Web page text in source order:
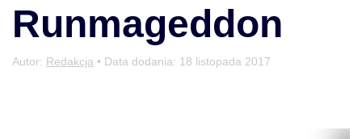
Runmageddon
Autor: Redakcja • Data dodania: 18 listopada 2017